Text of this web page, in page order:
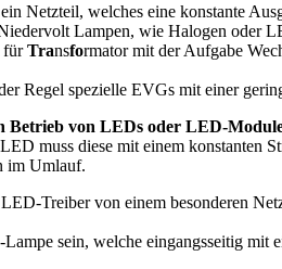
Netzteil, welches eine konstante
Lampen, wie Halogen oder
fürTransformator mit der Aufgabe
Regel spezielle EVGs mit einer
Betrieb von LEDs oder LED-
muss diese mit einem
im Umlauf.
Treiber von einem besonderen
sein, welche eingangsseitig mit